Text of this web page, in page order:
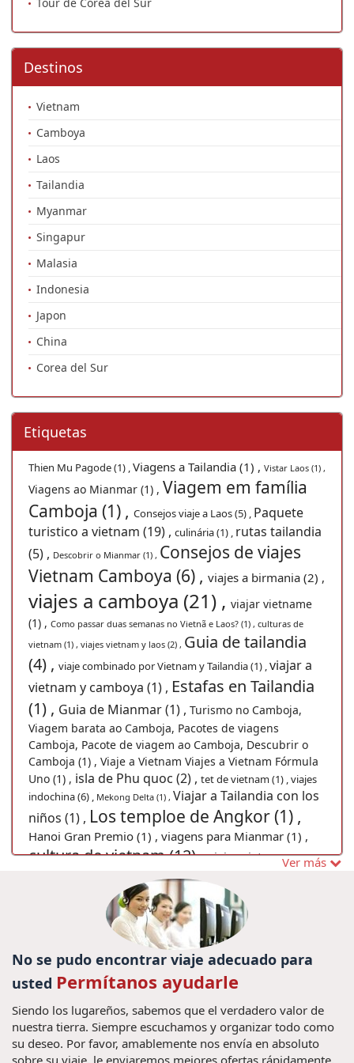
Destinos
Vietnam
Camboya
Laos
Tailandia
Myanmar
Singapur
Malasia
Indonesia
Japon
China
Corea del Sur
Etiquetas
Thien Mu Pagode (1) ,Viagens a Tailandia (1) , Vistar Laos (1) ,
Viagens ao Mianmar (1) , Viagem em família
Camboja (1) , Consejos viaje a Laos (5) , Paquete
turistico a vietnam (19) , culinária (1) , rutas tailandia
(5) , Descobrir o Mianmar (1) , Consejos de viajes
Vietnam Camboya (6) , viajes a birmania (2) ,
viajes a camboya (21) , viajar vietname
(1) , Como passar duas semanas no Vietnã e Laos? (1) , culturas de
vietnam (1) , viajes vietnam y laos (2) , Guia de tailandia
(4) , viaje combinado por Vietnam y Tailandia (1) ,viajar a
vietnam y camboya (1) , Estafas en Tailandia
(1) , Guia de Mianmar (1) , Turismo no Camboja,
Viagem barata ao Camboja, Pacotes de viagens
Camboja, Pacote de viagem ao Camboja, Descubrir o
Camboja (1) , Viaje a Vietnam Viajes a Vietnam Fórmula
Uno (1) , isla de Phu quoc (2) , tet de vietnam (1) ,viajes
indochina (6) , Mekong Delta (1) , Viajar a Tailandia con los
niños (1) , Los temploe de Angkor (1) ,
Hanoi Gran Premio (1) , viagens para Mianmar (1) ,
cultura de vietnam (12) ,viajes vietnam
Complejo de Trang An (2) ,
de viagem Tailândia (1) ,Consejos viaje a Camboya
Vietnam Gran Premio 2020 (2) , Viajes a Bagan (1) ,
Mianmar, viajar Mianmar (1) ,Férias em Tailândia (1) ,
Excusiones Laos (4) ,Viagem ao Vietnã (1) ,
Grande Prêmio do VIetnã em Hanói (1) ,
vietna (1) ,Hanoi Gran Premio 2020 (2) ,Skull island
film (1) ,Vacaciones en Camboya (6) ,sapa (1) ,Viagem
barata ao vietnã (1) , Vietnam Gran Premio (1) ,Delta do
Ver más
No se pudo encontrar viaje adecuado para
usted Permítanos ayudarle
Siendo los lugareños, sabemos que el verdadero valor de
nuestra tierra. Siempre escuchamos y organizar todo como
su deseo. Por favor, amablemente nos envía en absoluto
sobre su viaje, le enviaremos mejores ofertas rápidamente.